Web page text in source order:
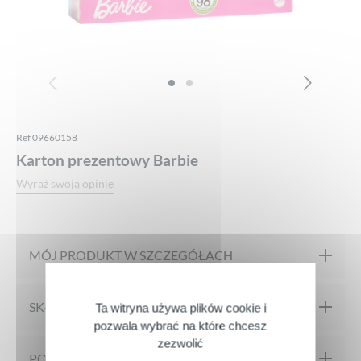
Ref 09660158
Karton prezentowy Barbie
Wyraź swoją opinię
MÓJ PRODUKT W SZCZEGÓŁACH
Woda toaletowa : Perfumy kwiatowo-owocowe
Środki ostrożności dotyczące użytkowania: od 3 lat. Używać
SKŁAD
Woda toaletowa:
Ta witryna używa plików cookie i
pozwala wybrać na które chcesz
zezwolić